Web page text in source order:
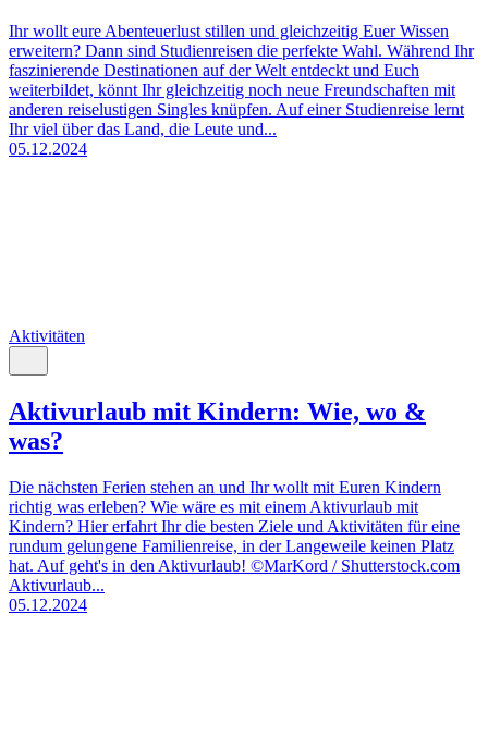
Ihr wollt eure Abenteuerlust stillen und gleichzeitig Euer Wissen
erweitern? Dann sind Studienreisen die perfekte Wahl. Während Ihr
faszinierende Destinationen auf der Welt entdeckt und Euch
weiterbildet, könnt Ihr gleichzeitig noch neue Freundschaften mit
anderen reiselustigen Singles knüpfen. Auf einer Studienreise lernt
Ihr viel über das Land, die Leute und...
05.12.2024
Aktivitäten
Aktivurlaub mit Kindern: Wie, wo &
was?
Die nächsten Ferien stehen an und Ihr wollt mit Euren Kindern
richtig was erleben? Wie wäre es mit einem Aktivurlaub mit
Kindern? Hier erfahrt Ihr die besten Ziele und Aktivitäten für eine
rundum gelungene Familienreise, in der Langeweile keinen Platz
hat. Auf geht's in den Aktivurlaub! ©MarKord / Shutterstock.com
Aktivurlaub...
05.12.2024